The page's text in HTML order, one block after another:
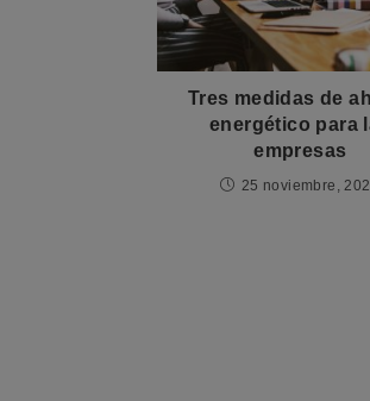
Tres medidas de
energético para
empresas
25 noviembre,